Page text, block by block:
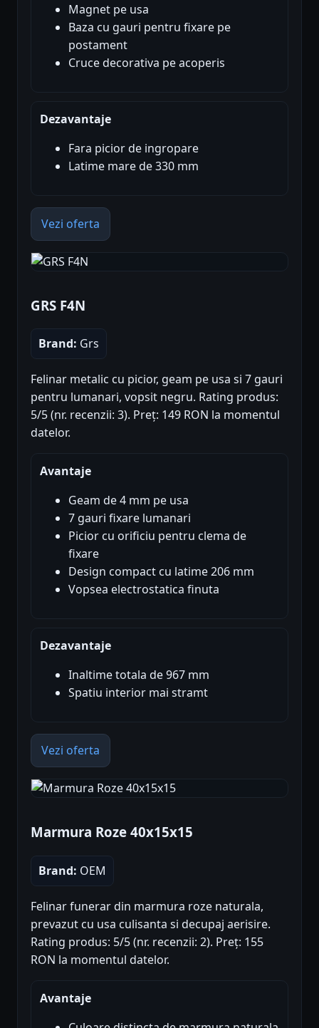
Magnet pe usa
Baza cu gauri pentru fixare pe
postament
Cruce decorativa pe acoperis
Dezavantaje
Fara picior de ingropare
Latime mare de 330 mm
Vezi oferta
GRS F4N
Brand: Grs
Felinar metalic cu picior, geam pe usa si 7 gauri
pentru lumanari, vopsit negru. Rating produs:
5/5 (nr. recenzii: 3). Preț: 149 RON la momentul
datelor.
Avantaje
Geam de 4 mm pe usa
7 gauri fixare lumanari
Picior cu orificiu pentru clema de
fixare
Design compact cu latime 206 mm
Vopsea electrostatica finuta
Dezavantaje
Inaltime totala de 967 mm
Spatiu interior mai stramt
Vezi oferta
Marmura Roze 40x15x15
Brand: OEM
Felinar funerar din marmura roze naturala,
prevazut cu usa culisanta si decupaj aerisire.
Rating produs: 5/5 (nr. recenzii: 2). Preț: 155
RON la momentul datelor.
Avantaje